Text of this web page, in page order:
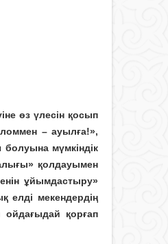
өз үлесін қосып
– ауылға!»,
мүмкіндік
қолдауымен
ұйымдастыру»
елді мекендердің
қорғап